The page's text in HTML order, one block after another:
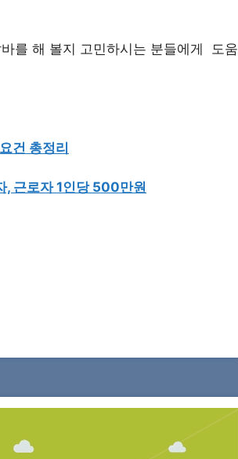
를 해 볼지 고민하시는 분들에게 도움
건 총정리
, 근로자 1인당 500만원